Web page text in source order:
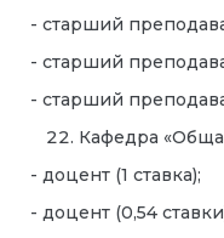
- старший
- старший
- старший
Кафедра
- доцент (1 ставка);
- доцент (0,54